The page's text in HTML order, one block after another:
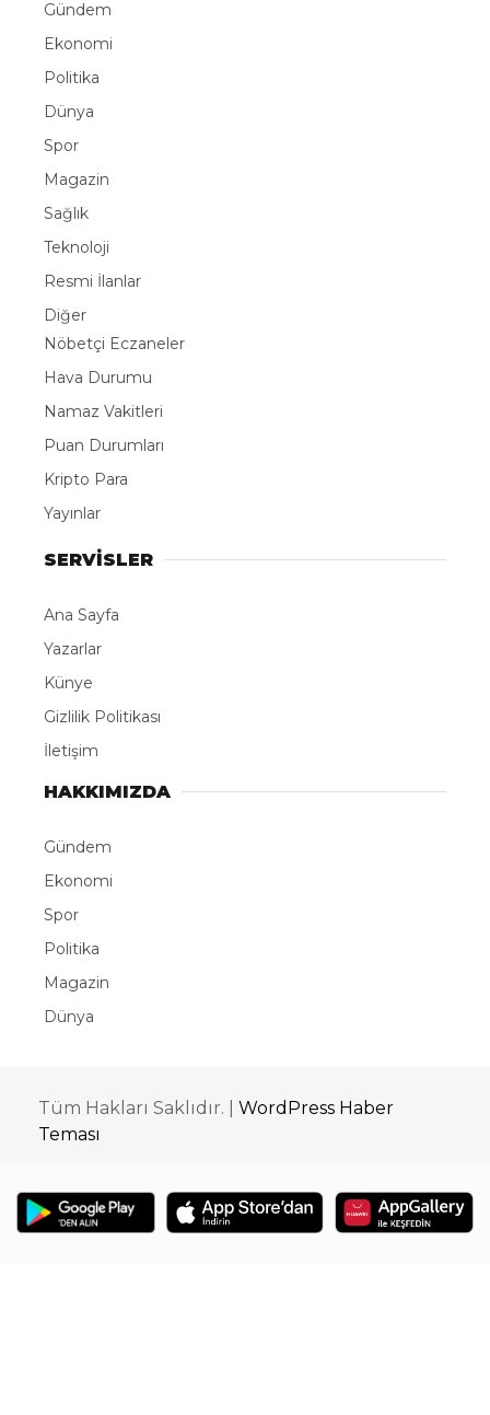
Gündem
Ekonomi
Politika
Dünya
Spor
Magazin
Sağlık
Teknoloji
Resmi İlanlar
Diğer
Nöbetçi Eczaneler
Hava Durumu
Namaz Vakitleri
Puan Durumları
Kripto Para
Yayınlar
SERVİSLER
Ana Sayfa
Yazarlar
Künye
Gizlilik Politikası
İletişim
HAKKIMIZDA
Gündem
Ekonomi
Spor
Politika
Magazin
Dünya
Tüm Hakları Saklıdır. | WordPress Haber
Teması